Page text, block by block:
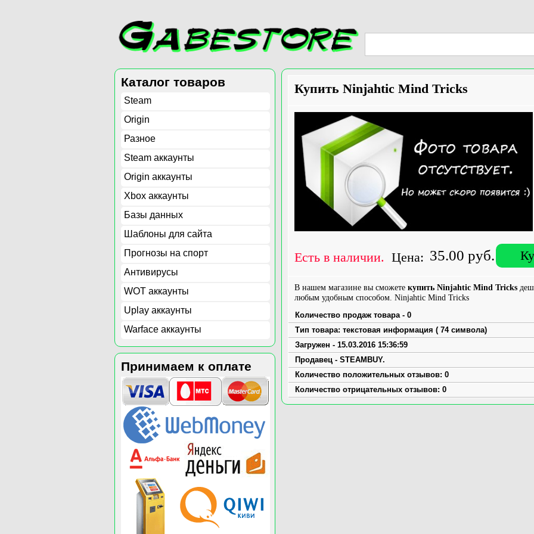
Каталог товаров
Steam
Origin
Разное
Steam аккаунты
Origin аккаунты
Xbox аккаунты
Базы данных
Шаблоны для сайта
Прогнозы на спорт
Антивирусы
WOT аккаунты
Uplay аккаунты
Warface аккаунты
Принимаем к оплате
Купить Ninjahtic Mind Tricks
Есть в наличии. Цена: 35.00 руб.
В нашем магазине вы сможете купить Ninjahtic Mind Tricks
любым удобным способом. Ninjahtic Mind Tricks
Количество продаж товара - 0
Тип товара: текстовая информация ( 74 символа)
Загружен - 15.03.2016 15:36:59
Продавец - STEAMBUY.
Количество положительных отзывов: 0
Количество отрицательных отзывов: 0